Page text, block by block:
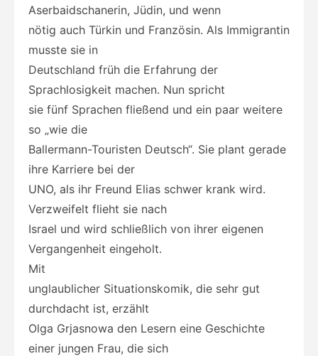
Aserbaidschanerin, Jüdin, und wenn
nötig auch Türkin und Französin. Als Immigrantin
musste sie in
Deutschland früh die Erfahrung der
Sprachlosigkeit machen. Nun spricht
sie fünf Sprachen fließend und ein paar weitere
so „wie die
Ballermann-Touristen Deutsch“. Sie plant gerade
ihre Karriere bei der
UNO, als ihr Freund Elias schwer krank wird.
Verzweifelt flieht sie nach
Israel und wird schließlich von ihrer eigenen
Vergangenheit eingeholt.
Mit
unglaublicher Situationskomik, die sehr gut
durchdacht ist, erzählt
Olga Grjasnowa den Lesern eine Geschichte
einer jungen Frau, die sich